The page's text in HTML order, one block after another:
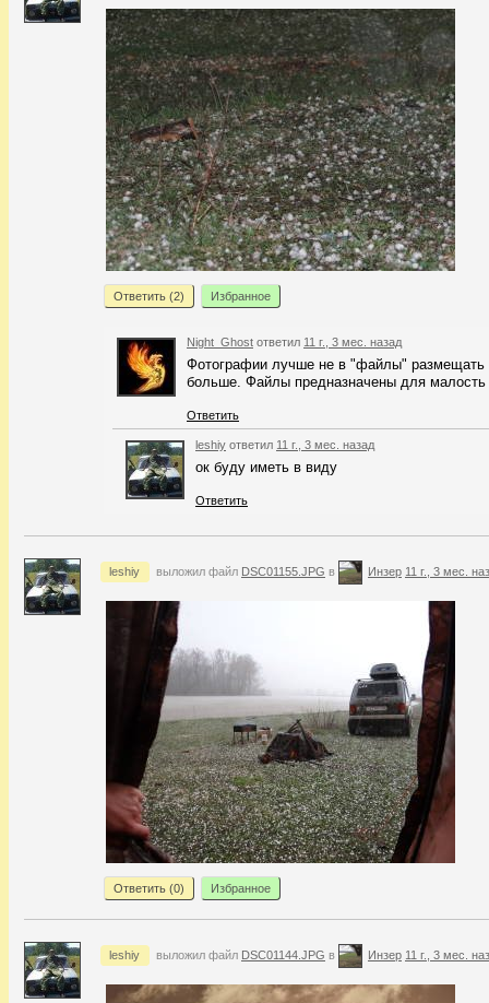
Ответить (2) Избранное
Night_Ghost ответил 11 г., 3 мес. назад
Фотографии лучше не в "файлы"
больше. Файлы предназначены для малость
Ответить
leshiy ответил 11 г., 3 мес. назад
ок буду иметь в виду
Ответить
leshiy выложил файл DSC01155.JPG в Инзер 11 г., 3 мес.
Ответить (0) Избранное
leshiy выложил файл DSC01144.JPG в Инзер 11 г., 3 мес.